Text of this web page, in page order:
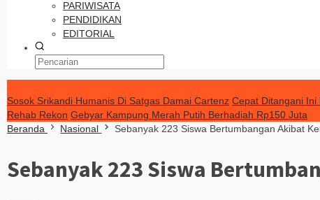
PARIWISATA
PENDIDIKAN
EDITORIAL
Sosok Srikandi Humanis Di Satgas Damai Cartenz Cepat Ditangani Ini
Rehab Rekon Gebyar Kampung Merah Putih Berhadiah Rp150 Juta
Beranda
Nasional Sebanyak 223 Siswa Bertumbangan Akibat
Sebanyak 223 Siswa